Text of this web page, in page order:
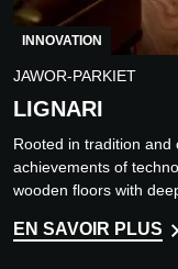
INNOVATION
JAWOR-PARKIET
LIGNARI
Rooted in tradition
achievements of
wooden floors with
EN SAVOIR PLUS